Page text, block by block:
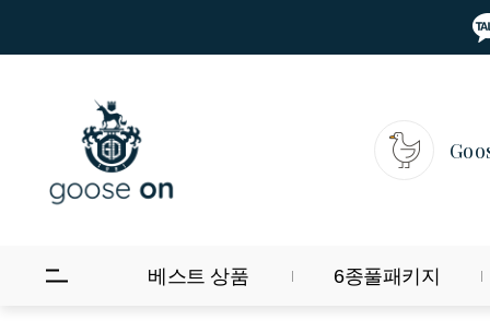
베스트 상품 6종풀패키지